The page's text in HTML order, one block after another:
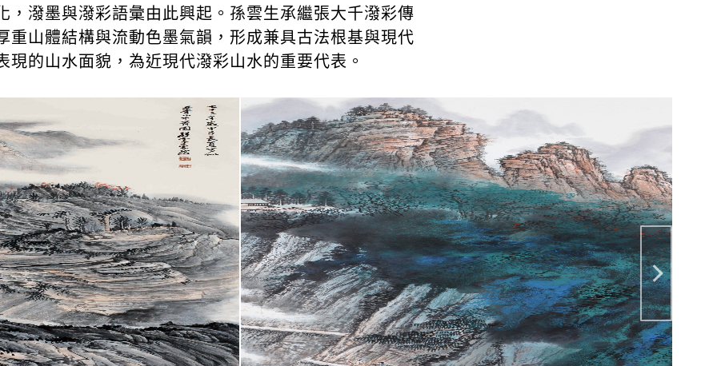
，潑墨與潑彩語彙由此興起。孫雲生承繼張大千潑彩傳
重山體結構與流動色墨氣韻，形成兼具古法根基與現代
現的山水面貌，為近現代潑彩山水的重要代表。